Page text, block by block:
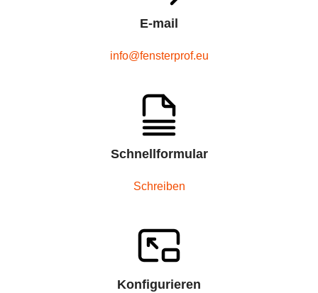
E-mail
info@fensterprof.eu
Schnellformular
Schreiben
Konfigurieren